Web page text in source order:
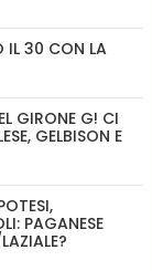
IL 30 CON LA
GIRONE G! CI
GELBISON E
PAGANESE